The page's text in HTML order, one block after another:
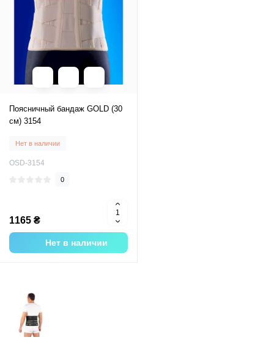
Поясничный бандаж GOLD (30
см) 3154
Нет в наличии
OSD-3154
0
1165 ₴
Нет в наличии